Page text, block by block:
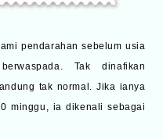
pendarahan sebelum usia
Tak dinafikan
tak normal. Jika ianya
minggu, ia dikenali sebagai